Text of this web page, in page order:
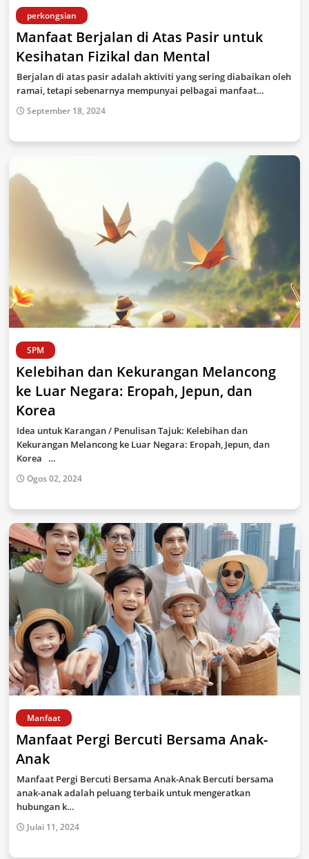
perkongsian
Manfaat Berjalan di Atas Pasir untuk
Kesihatan Fizikal dan Mental
Berjalan di atas pasir adalah aktiviti yang sering diabaikan oleh
ramai, tetapi sebenarnya mempunyai pelbagai manfaat…
September 18, 2024
SPM
Kelebihan dan Kekurangan Melancong
ke Luar Negara: Eropah, Jepun, dan
Korea
Idea untuk Karangan / Penulisan Tajuk: Kelebihan dan
Kekurangan Melancong ke Luar Negara: Eropah, Jepun, dan
Korea …
Ogos 02, 2024
Manfaat
Manfaat Pergi Bercuti Bersama Anak-
Anak
Manfaat Pergi Bercuti Bersama Anak-Anak Bercuti bersama
anak-anak adalah peluang terbaik untuk mengeratkan
hubungan k…
Julai 11, 2024